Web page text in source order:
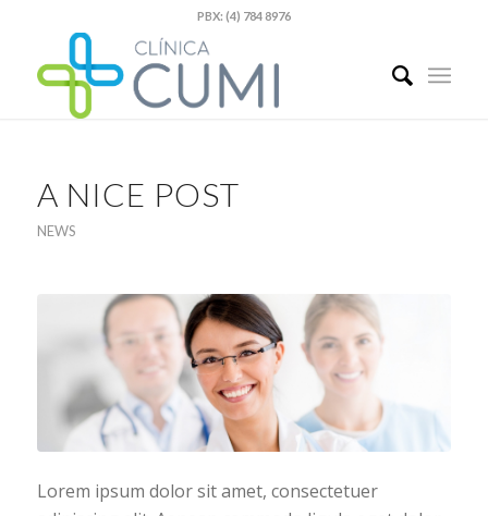
PBX: (4) 784 8976
A NICE POST
NEWS
Lorem ipsum dolor sit amet, consectetuer